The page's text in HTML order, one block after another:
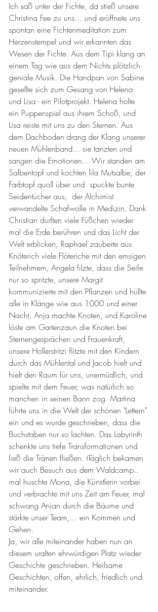
Ich saß unter der Fichte, da stieß unsere
Christina Fee zu uns... und eröffnete uns
spontan eine Fichtenmeditation zum
Herzenstempel und wir erkannten das
Wesen der Fichte. Aus dem Tipi klang an
einem Tag wie aus dem Nichts plötzlich
geniale Musik. Die Handpan von Sabine
gesellte sich zum Gesang von Helena
und Lisa - ein Pilotprojekt. Helena holte
ein Puppenspiel aus ihrem Schoß, und
Lisa reiste mit uns zu den Sternen. Aus
dem Dachboden drang der Klang unserer
neuen Mühlenband... sie tanzten und
sangen die Emotionen... Wir standen am
Salbentopf und kochten lila Mutsalbe, der
Farbtopf quoll über und  spuckte bunte
Seidentücher aus,  der Alchimist
verwandelte Schafwolle in Medizin, Dank
Christian durften viele Füßchen wieder
mal die Erde berühren und das Licht der
Welt erblicken, Raphael zauberte aus
Knöterich viele Flöteriche mit den emsigen
Teilnehmern, Angela filzte, dass die Seife
nur so spritzte, unsere Margit
kommunizierte mit den Pflanzen und hüllte
alle in Klänge wie aus 1000 und einer
Nacht, Anja machte Knoten, und Karoline
löste am Gartenzaun die Knoten bei
Sternengesprächen und Frauenkraft,
unsere Hollerstritzi flitzte mit den Kindern
durch das Mühlental und Jacob hielt und
hielt den Raum für uns, unermüdlich, und
spielte mit dem Feuer, was natürlich so
manchen in seinen Bann zog. Martina
führte uns in die Welt der schönen "Lettern"
ein und es wurde geschrieben, dass die
Buchstaben nur so lachten. Das Labyrinth
schenkte uns tiefe Transformationen und
ließ die Tränen fließen. tTäglich bekamen
wir auch Besuch aus dem Waldcamp..
mal huschte Mona, die Künstlerin vorbei
und verbrachte mit uns Zeit am Feuer, mal
schwang Anian durch die Bäume und
stärkte unser Team,... ein Kommen und
Gehen.
Ja, wir alle miteinander haben nun an
diesem uralten ehrwürdigen Platz wieder
Geschichte geschrieben. Heilsame
Geschichten, offen, ehrlich, friedlich und
miteinander.